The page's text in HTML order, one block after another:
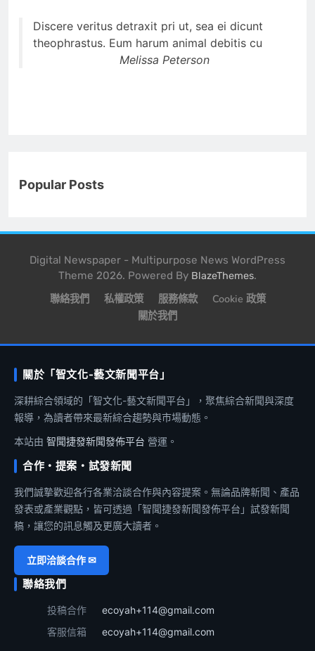
Discere veritus detraxit pri ut, sea ei dicunt
theophrastus. Eum harum animal debitis cu
Melissa Peterson
Popular Posts
Digital Newspaper - Multipurpose News WordPress
Theme 2026. Powered By BlazeThemes.
聯絡我們 私權政策 服務條款
Cookie 政策
關於我們
關於「智文化-藝文新聞平台」
深耕綜合領域的「智文化-藝文新聞平台」，聚焦綜合新聞與深度
報導，為讀者帶來最新綜合趨勢與市場動態。
本站由 智聞捷發新聞發佈平台 營運。
合作・提案・試發新聞
我們誠摯歡迎各行各業洽談合作與內容提案。無論品牌新聞、產品
發表或產業觀點，皆可透過「智聞捷發新聞發佈平台」試發新聞
稿，讓您的訊息觸及更廣大讀者。
立即洽談合作 ✉
聯絡我們
投稿合作
ecoyah+114@gmail.com
客服信箱
ecoyah+114@gmail.com